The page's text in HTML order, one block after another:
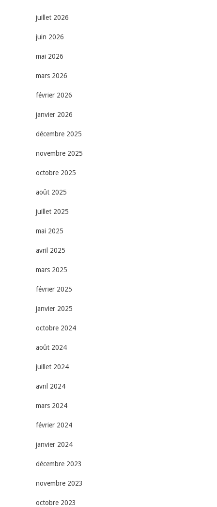
juillet 2026
juin 2026
mai 2026
mars 2026
février 2026
janvier 2026
décembre 2025
novembre 2025
octobre 2025
août 2025
juillet 2025
mai 2025
avril 2025
mars 2025
février 2025
janvier 2025
octobre 2024
août 2024
juillet 2024
avril 2024
mars 2024
février 2024
janvier 2024
décembre 2023
novembre 2023
octobre 2023